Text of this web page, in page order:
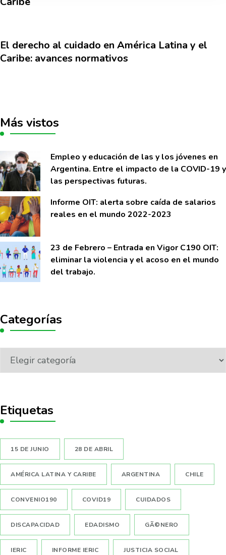
El derecho al cuidado en América Latina y el
Caribe: avances normativos
Más vistos
Empleo y educación de las y los jóvenes en
Argentina. Entre el impacto de la COVID-19 y
las perspectivas futuras.
Informe OIT: alerta sobre caí­da de salarios
reales en el mundo 2022-2023
23 de Febrero – Entrada en Vigor C190 OIT:
eliminar la violencia y el acoso en el mundo
del trabajo.
Categorías
Etiquetas
15 DE JUNIO 28 DE ABRIL
AMÉRICA LATINA Y CARIBE ARGENTINA CHILE
CONVENIO190 COVID19 CUIDADOS
DISCAPACIDAD EDADISMO GÃ©NERO
IERIC INFORME IERIC JUSTICIA SOCIAL